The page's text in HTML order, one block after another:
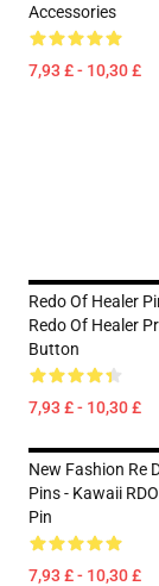
Accessories
7,93 £ - 10,30 £
Redo Of Healer
Redo Of Healer
Button
7,93 £ - 10,30 £
New Fashion Re
Pins - Kawaii
Pin
7,93 £ - 10,30 £